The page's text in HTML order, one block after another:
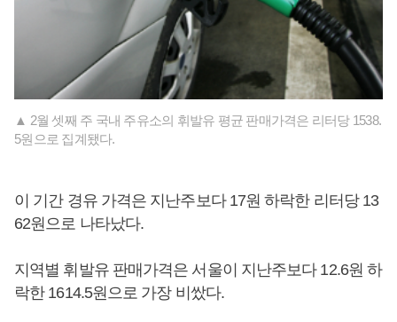
▲ 2월 셋째 주 국내 주유소의 휘발유 평균 판매가격은 리터당 1538.
5원으로 집계됐다.
이 기간 경유 가격은 지난주보다 17원 하락한 리터당 13
62원으로 나타났다.
지역별 휘발유 판매가격은 서울이 지난주보다 12.6원 하
락한 1614.5원으로 가장 비쌌다.